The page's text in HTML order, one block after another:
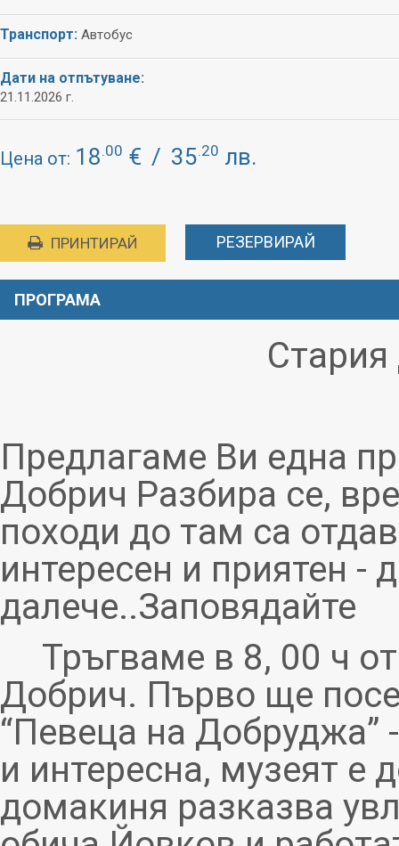
Транспорт: Автобус
Дати на отпътуване:
21.11.2026 г.
Цена от: 18.00 € / 35.20 лв.
ПРИНТИРАЙ РЕЗЕРВИРАЙ
ПРОГРАМА
Предлагаме Ви една
Добрич Разбира се,
походи до там са
интересен и приятен
далече..Заповядайте
Тръгваме в 8, 00 ч
Добрич. Първо ще
“Певеца на Добруджа”
и интересна, музеят е
домакиня разказва